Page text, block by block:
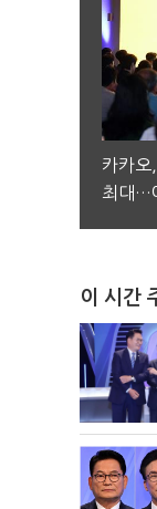
카카오
최대…
이 시간